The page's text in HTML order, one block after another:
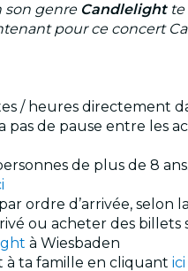
son genre Candlelightte
pour ce concert
/ heures directement
pas de pause entre
de plus de 8
ordre d’arrivée, selon
ou acheter des
à Wiesbaden
à ta famille en cliquant ici